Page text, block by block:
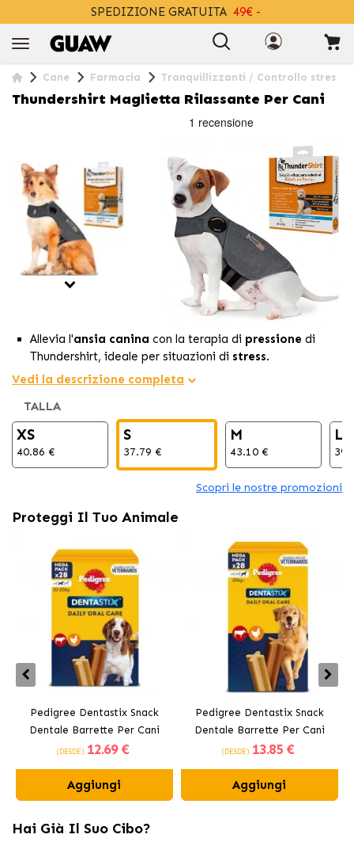
SPEDIZIONE GRATUITA 49€ -
Cane Farmacia Tranquillizzanti / Controllo stres
Thundershirt Maglietta Rilassante Per Cani
Allevia l'ansia canina con la terapia di pressione di
Thundershirt, ideale per situazioni di stress.
Aiuta il tuo cane a sentirsi più sicuro e tranquillo durante
rumori forti o viaggi, offrendo un
naturale
La maglietta Thundershirt è facile da usare, comoda e
lavabile, perfetta per i cani che soffrono di
Vedi la descrizione completa
TALLA
XS
40.86 €
S
37.79 €
M
43.10 €
L
Scopri le nostre promozioni
Proteggi Il Tuo Animale
Pedigree Dentastix Snack
Dentale Barrette Per Cani
Medi 10-25 kg
(DESDE) 12.69 €
Aggiungi
Pedigree Dentastix Snack
Dentale Barrette Per Cani
Grandi +25 kg
(DESDE) 13.85 €
Aggiungi
Hai Già Il Suo Cibo?